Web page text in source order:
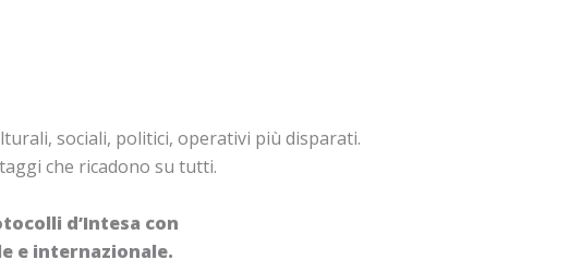
sociali, politici, operativi più disparati.
che ricadono su tutti.
d’Intesa con
e internazionale.